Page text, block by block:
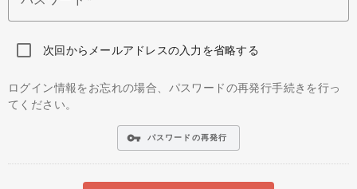
次回からメールアドレスの入力を省略する
ログイン情報をお忘れの場合、パスワードの再発行手続きを行っ
てください。
vpn_key パスワードの再発行